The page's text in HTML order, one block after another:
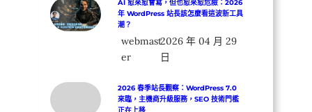
AI 愈來愈會寫，但也愈來愈危險：2026
年 WordPress 站長該怎麼看這波新工具
潮？
webmast
er
2026 年 04 月 29
日
2026 春季站長觀察：WordPress 7.0
來臨，主機商升級服務，SEO 技術門檻
正在上移